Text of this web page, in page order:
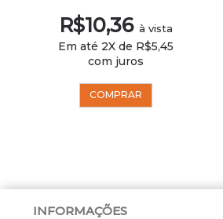
R$10,36 à vista
Em até 2X de R$5,45
com juros
COMPRAR
INFORMAÇÕES